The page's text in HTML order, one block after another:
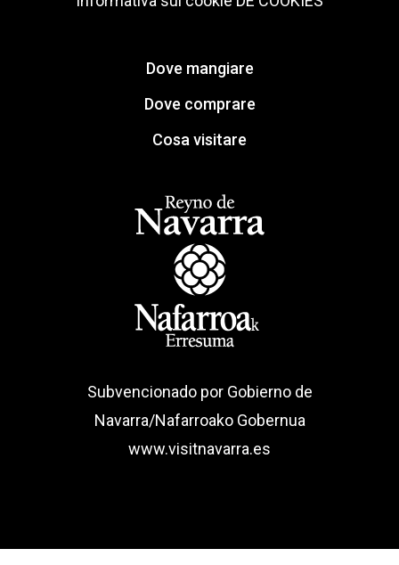
Dove mangiare
Dove comprare
Cosa visitare
Subvencionado por Gobierno de
Navarra/Nafarroako Gobernua
www.visitnavarra.es